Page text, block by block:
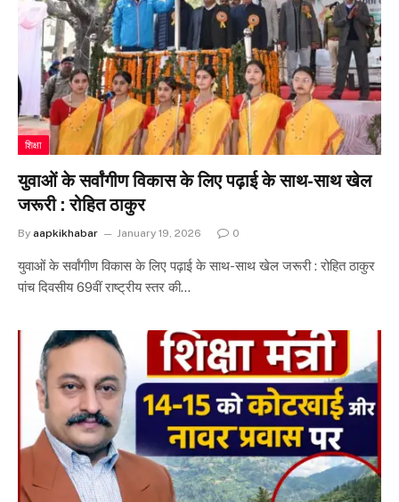
शिक्षा
युवाओं के सर्वांगीण विकास के लिए पढ़ाई के साथ-साथ खेल
जरूरी : रोहित ठाकुर
By aapkikhabar January 19, 2026 0
युवाओं के सर्वांगीण विकास के लिए पढ़ाई के साथ-साथ खेल जरूरी : रोहित ठाकुर
पांच दिवसीय 69वीं राष्ट्रीय स्तर की…